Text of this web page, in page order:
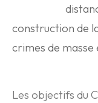
construction de
crimes de
Les objectifs du